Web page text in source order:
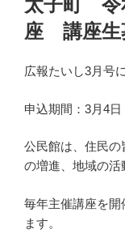
日
:
太子町 令
座 講座生
広報たいし3月号
申込期間：3月4日
公民館は、住民
の増進、地域の活
毎年主催講座を
ます。